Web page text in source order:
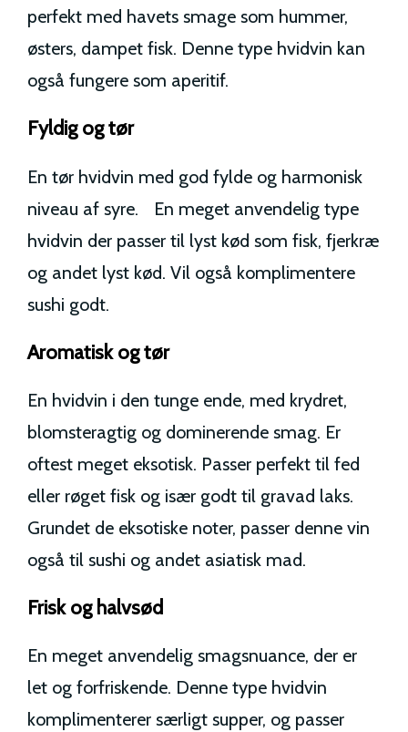
perfekt med havets smage som hummer,
østers, dampet fisk. Denne type hvidvin kan
også fungere som aperitif.
Fyldig og tør
En tør hvidvin med god fylde og harmonisk
niveau af syre. En meget anvendelig type
hvidvin der passer til lyst kød som fisk, fjerkræ
og andet lyst kød. Vil også komplimentere
sushi godt.
Aromatisk og tør
En hvidvin i den tunge ende, med krydret,
blomsteragtig og dominerende smag. Er
oftest meget eksotisk. Passer perfekt til fed
eller røget fisk og især godt til gravad laks.
Grundet de eksotiske noter, passer denne vin
også til sushi og andet asiatisk mad.
Frisk og halvsød
En meget anvendelig smagsnuance, der er
let og forfriskende. Denne type hvidvin
komplimenterer særligt supper, og passer